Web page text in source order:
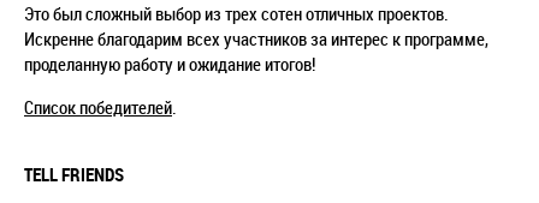
Это был сложный выбор из трех сотен отличных проектов.
Искренне благодарим всех участников за интерес к программе,
проделанную работу и ожидание итогов!
Список победителей.
TELL FRIENDS